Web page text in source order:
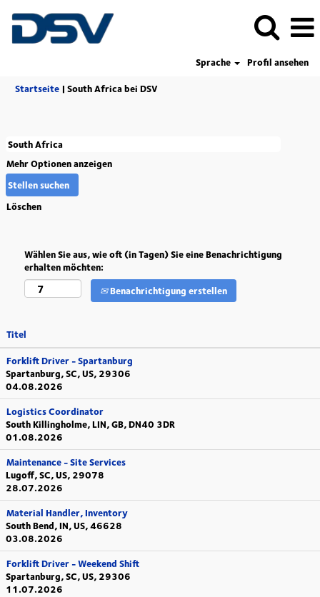
Sprache
Profil ansehen
Startseite | South Africa bei DSV(aktuelle
Mehr Optionen anzeigen
Löschen
Wählen Sie aus, wie oft (in Tagen) Sie eine Benachrichtigung
erhalten möchten:
Benachrichtigung erstellen
Titel
Forklift Driver - Spartanburg
Spartanburg, SC, US, 29306
04.08.2026
Logistics Coordinator
South Killingholme, LIN, GB, DN40 3DR
01.08.2026
Maintenance - Site Services
Lugoff, SC, US, 29078
28.07.2026
Material Handler, Inventory
South Bend, IN, US, 46628
03.08.2026
Forklift Driver - Weekend Shift
Spartanburg, SC, US, 29306
11.07.2026